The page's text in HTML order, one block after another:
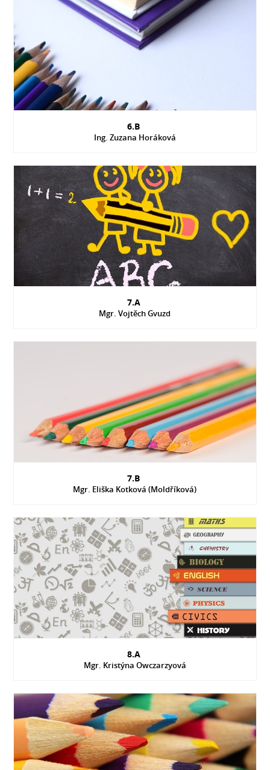
6.B
Ing. Zuzana Horáková
7.A
Mgr. Vojtěch Gvuzd
7.B
Mgr. Eliška Kotková (Moldříková)
8.A
Mgr. Kristýna Owczarzyová